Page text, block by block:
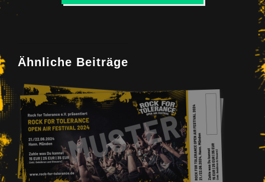
Ähnliche Beiträge